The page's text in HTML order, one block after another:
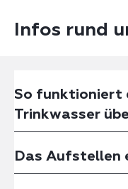
Infos rund
So funktioniert
Trinkwasser
Das Aufstellen